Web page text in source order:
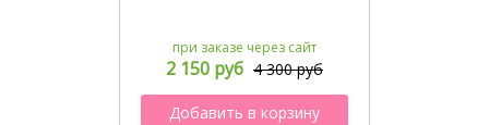
при заказе через сайт
2 150 руб 4 300 руб
Добавить в корзину